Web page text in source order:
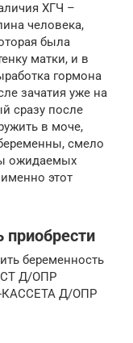
ХГЧ –
человека,
была
матки, и в
гормона
зачатия уже на
сразу после
в моче,
смело
ожидаемых
этот
приобрести
беременность
Д/ОПР
КАССЕТА Д/ОПР